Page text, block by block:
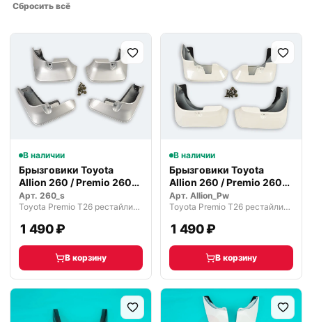
Сбросить всё
В наличии
Брызговики Toyota
Allion 260 / Premio 260
2007-21г
Арт. 260_s
Toyota Premio T26 рестайлинг 2 (2016—2021)
1 490 ₽
В корзину
В наличии
Брызговики Toyota
Allion 260 / Premio 260
2007-21г
Арт. Allion_Pw
Toyota Premio T26 рестайлинг 2 (2016—2021)
1 490 ₽
В корзину